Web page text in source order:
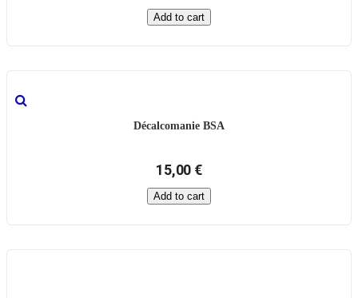
Add to cart
Décalcomanie BSA
15,00 €
Add to cart